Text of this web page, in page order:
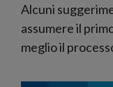
Alcuni
assumere il
meglio il